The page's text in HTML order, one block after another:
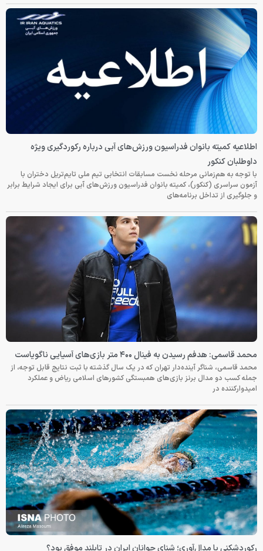
اطلاعیه کمیته بانوان فدراسیون ورزش‌های آبی درباره رکوردگیری ویژه
داوطلبان کنکور
با توجه به هم‌زمانی مرحله نخست مسابقات انتخابی تیم ملی تایم‌تریل دختران با
آزمون سراسری (کنکور)، کمیته بانوان فدراسیون ورزش‌های آبی برای ایجاد شرایط برابر
و جلوگیری از تداخل برنامه‌های
محمد قاسمی: هدفم رسیدن به فینال ۴۰۰ متر بازی‌های آسیایی ناگویاست
محمد قاسمی، شناگر آینده‌دار تهران که در یک سال گذشته با ثبت نتایج قابل توجه، از
جمله کسب دو مدال برنز بازی‌های همبستگی کشورهای اسلامی ریاض و عملکرد
امیدوارکننده در
رکوردشکنی یا مدال‌آوری؛ شنای جوانان ایران در تایلند موفق بود؟